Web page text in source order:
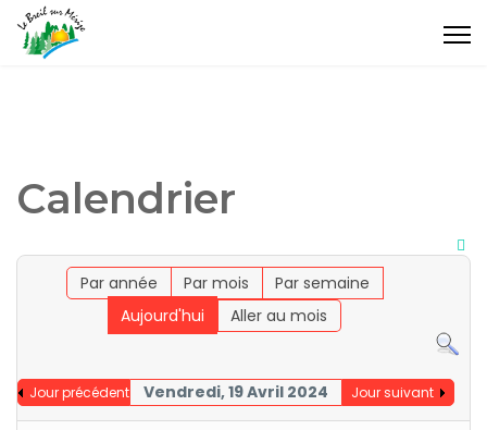
Calendrier
Par année Par mois
Par semaine
Aujourd'hui
Aller au mois
Jour précédent Vendredi, 19 Avril 2024 Jour suivant